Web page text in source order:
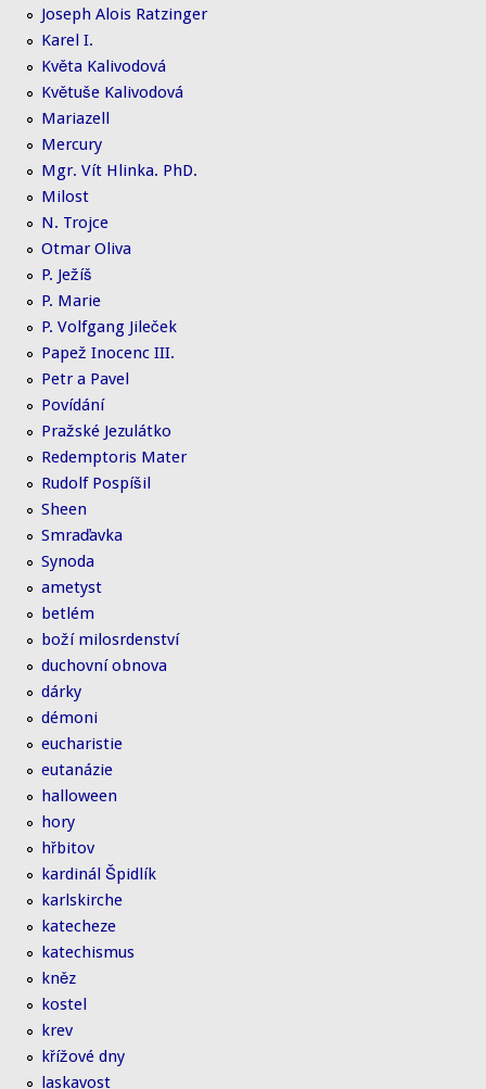
Joseph Alois Ratzinger
Karel I.
Květa Kalivodová
Květuše Kalivodová
Mariazell
Mercury
Mgr. Vít Hlinka. PhD.
Milost
N. Trojce
Otmar Oliva
P. Ježíš
P. Marie
P. Volfgang Jileček
Papež Inocenc III.
Petr a Pavel
Povídání
Pražské Jezulátko
Redemptoris Mater
Rudolf Pospíšil
Sheen
Smraďavka
Synoda
ametyst
betlém
boží milosrdenství
duchovní obnova
dárky
démoni
eucharistie
eutanázie
halloween
hory
hřbitov
kardinál Špidlík
karlskirche
katecheze
katechismus
kněz
kostel
krev
křížové dny
laskavost